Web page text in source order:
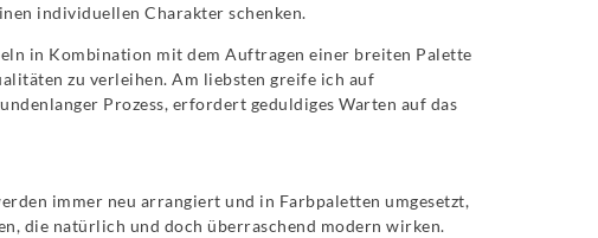
individuellen Charakter schenken.
in Kombination mit dem Auftragen einer breiten Palette
zu verleihen. Am liebsten greife ich auf
Prozess, erfordert geduldiges Warten auf das
immer neu arrangiert und in Farbpaletten umgesetzt,
die natürlich und doch überraschend modern wirken.